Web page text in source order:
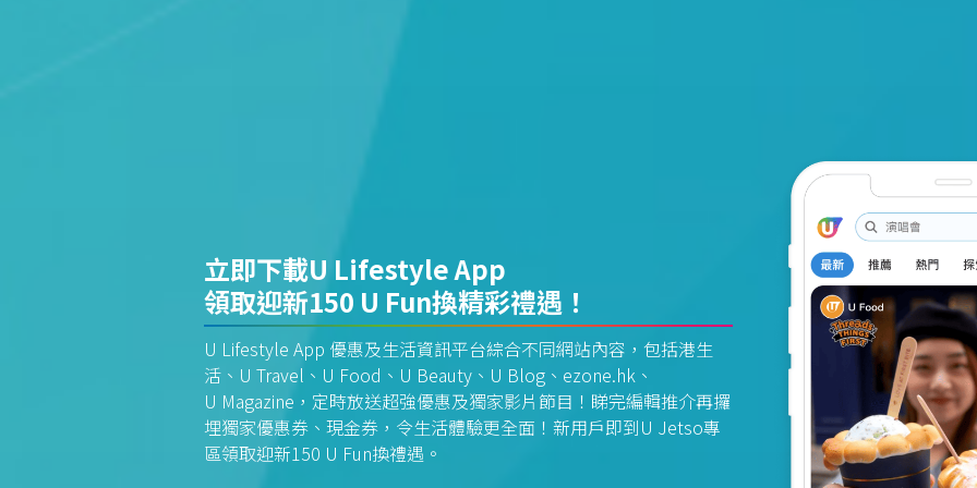
立即下載U Lifestyle App
領取迎新150 U Fun換精彩禮遇！
U Lifestyle App 優惠及生活資訊平台綜合不同網站內容，包括港生
活、U Travel、U Food、U Beauty、U Blog、ezone.hk、
U Magazine，定時放送超強優惠及獨家影片節目！睇完編輯推介再攞
埋獨家優惠券、現金券，令生活體驗更全面！新用戶即到U Jetso專
區領取迎新150 U Fun換禮遇。